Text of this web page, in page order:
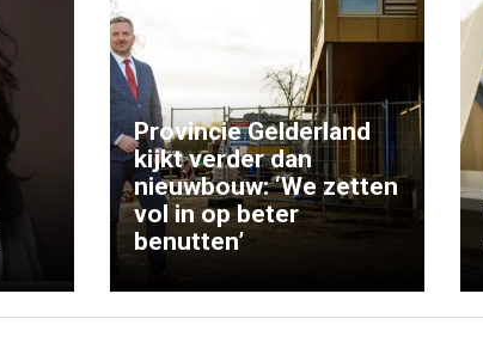
Provincie Gelderland
kijkt verder dan
nieuwbouw: ‘We zetten
vol in op beter
benutten’